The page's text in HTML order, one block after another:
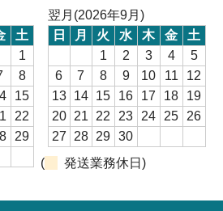
土
1
8
15
22
29
翌月(2026年9月)
日
月 火 水 木 金
土
1
2 3 4
5
6
7 8 9 10 11
12
13 14 15 16 17 18
19
20 21 22 23 24 25
26
27
28 29
30
(
発送業務休日)